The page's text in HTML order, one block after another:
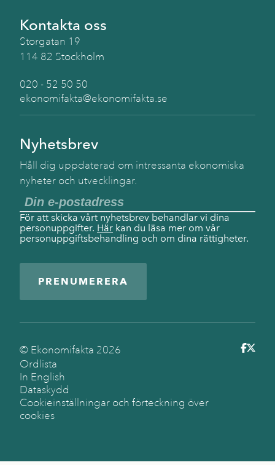
Kontakta oss
Storgatan 19
114 82 Stockholm
020 - 52 50 50
ekonomifakta@ekonomifakta.se
Nyhetsbrev
Håll dig uppdaterad om intressanta ekonomiska
nyheter och utvecklingar.
För att skicka vårt nyhetsbrev behandlar vi dina
personuppgifter. Här kan du läsa mer om vår
personuppgiftsbehandling och om dina rättigheter.
PRENUMERERA
© Ekonomifakta 2026
Ordlista
In English
Dataskydd
Cookieinställningar och förteckning över
cookies